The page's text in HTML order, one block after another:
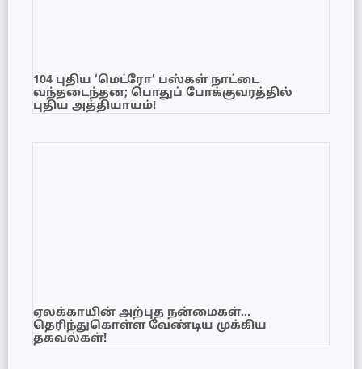
104 புதிய ‘மெட்ரோ’ பஸ்கள் நாட்டை
வந்தடைந்தன; பொதுப் போக்குவரத்தில்
புதிய அத்தியாயம்!
ஏலக்காயின் அற்புத நன்மைகள்…
தெரிந்துகொள்ள வேண்டிய முக்கிய
தகவல்கள்!